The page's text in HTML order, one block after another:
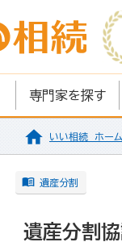
専門家を探す
いい相続 ホーム
遺産分割
遺産分割